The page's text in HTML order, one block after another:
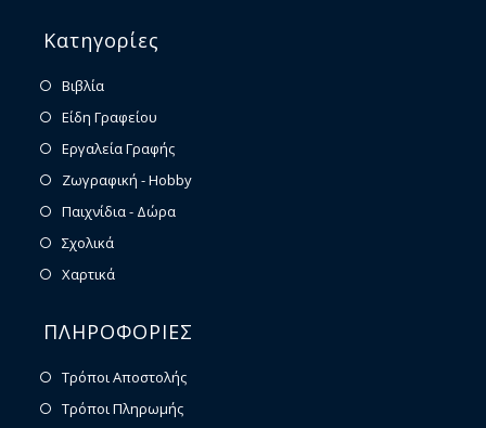
Κατηγορίες
Βιβλία
Είδη Γραφείου
Εργαλεία Γραφής
Ζωγραφική - Hobby
Παιχνίδια - Δώρα
Σχολικά
Χαρτικά
ΠΛΗΡΟΦΟΡΙΕΣ
Τρόποι Αποστολής
Τρόποι Πληρωμής